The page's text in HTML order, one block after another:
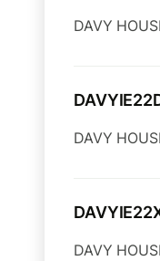
DAVY
DAVY
DAVY